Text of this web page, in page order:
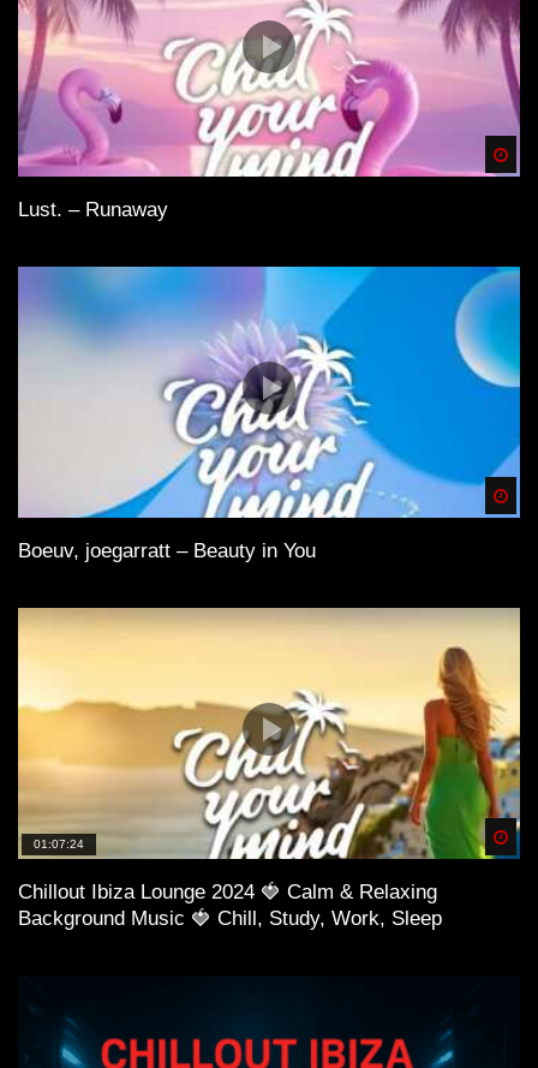
Lust. – Runaway
Boeuv, joegarratt – Beauty in You
01:07:24
Chillout Ibiza Lounge 2024 🍓 Calm & Relaxing
Background Music 🍓 Chill, Study, Work, Sleep